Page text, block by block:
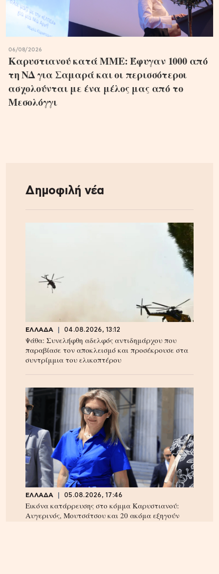
06/08/2026
Καρυστιανού κατά ΜΜΕ: Έφυγαν 1000 από
τη ΝΔ για Σαμαρά και οι περισσότεροι
ασχολούνται με ένα μέλος μας από το
Μεσολόγγι
Δημοφιλή νέα
ΕΛΛΑΔΑ 04.08.2026, 13:12
Ψάθα: Συνελήφθη αδελφός αντιδημάρχου που
παραβίασε τον αποκλεισμό και προσέκρουσε στα
συντρίμμια του ελικοπτέρου
ΕΛΛΑΔΑ 05.08.2026, 17:46
Εικόνα κατάρρευσης στο κόμμα Καρυστιανού:
Αυγερινός, Μουτσάτσου και 20 ακόμα εξηγούν